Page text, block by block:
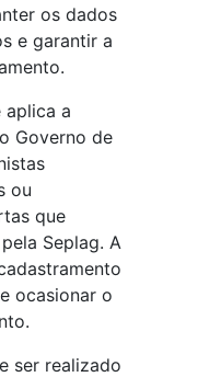
os dados
e garantir a
aplica a
Governo de
ou
que
Seplag. A
ocasionar o
ser realizado